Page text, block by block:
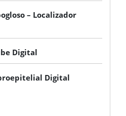
– Localizador
Digital
Digital